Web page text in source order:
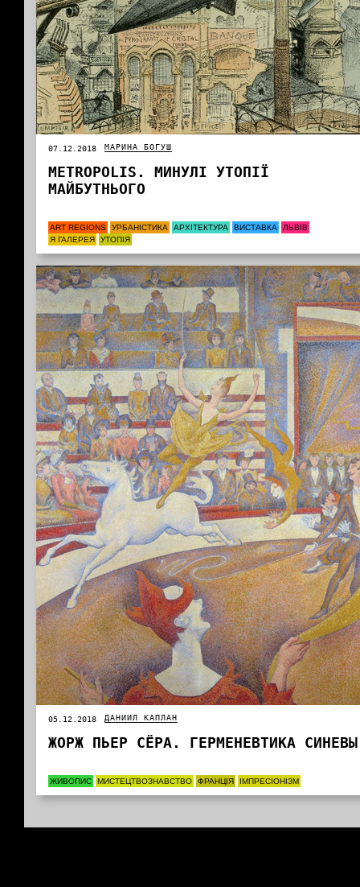
07.12.2018 МАРИНА БОГУШ
METROPOLIS. МИНУЛІ УТОПІЇ
МАЙБУТНЬОГО
ART REGIONS УРБАНІСТИКА АРХІТЕКТУРА ВИСТАВКА
ЛЬВІВ
Я ГАЛЕРЕЯ
УТОПІЯ
05.12.2018 ДАНИИЛ КАПЛАН
ЖОРЖ ПЬЕР СЁРА. ГЕРМЕНЕВТИКА СИНЕВЫ
ЖИВОПИС МИСТЕЦТВОЗНАВСТВО ФРАНЦІЯ ІМПРЕСІОНІЗМ